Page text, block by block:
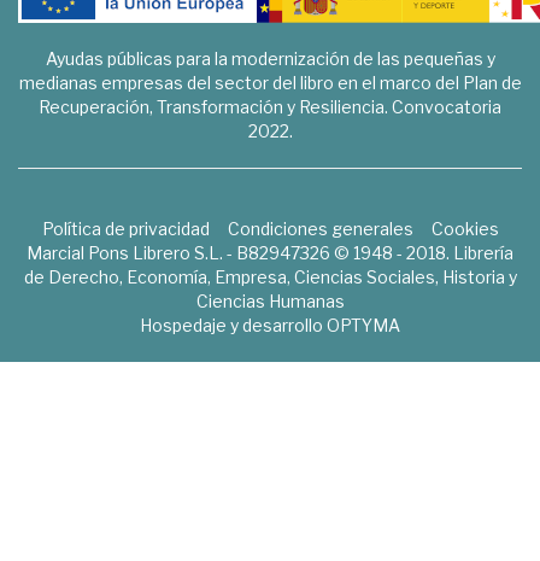
Ayudas públicas para la modernización de las pequeñas y
medianas empresas del sector del libro en el marco del Plan de
Recuperación, Transformación y Resiliencia. Convocatoria
2022.
Política de privacidad Condiciones generales
Cookies
Marcial Pons Librero S.L. - B82947326 © 1948 - 2018. Librería
de Derecho, Economía, Empresa, Ciencias Sociales, Historia y
Ciencias Humanas
Hospedaje y desarrollo OPTYMA